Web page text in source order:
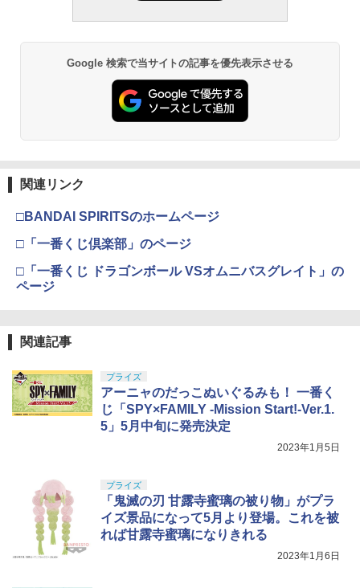
Google 検索で当サイトの記事を優先表示させる
関連リンク
□BANDAI SPIRITSのホームページ
□「一番くじ倶楽部」のページ
□「一番くじ ドラゴンボール VSオムニバスグレイト」の
ページ
関連記事
プライズ
アーニャのだっこぬいぐるみも！ 一番く
じ「SPY×FAMILY -Mission Start!-Ver.1.
5」5月中旬に発売決定
2023年1月5日
プライズ
「鬼滅の刃 甘露寺蜜璃の被り物」がプラ
イズ景品になって5月より登場。これを被
れば甘露寺蜜璃になりきれる
2023年1月6日